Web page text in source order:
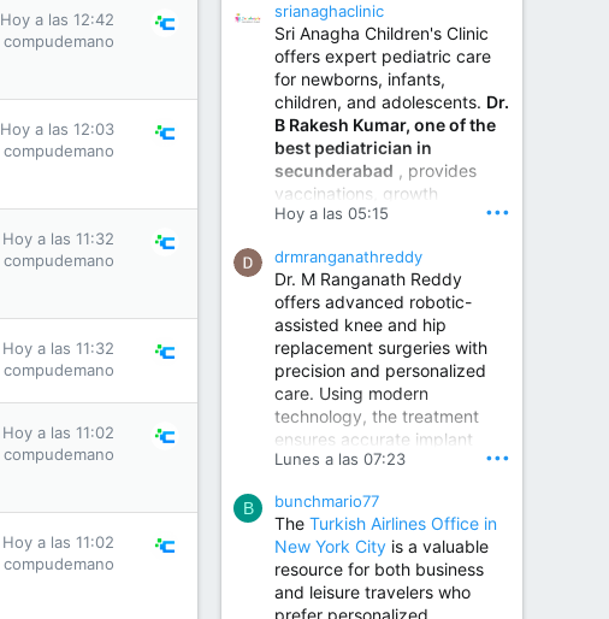
Hoy a las 12:42
compudemano
Hoy a las 12:03
compudemano
Hoy a las 11:32
compudemano
Hoy a las 11:32
compudemano
Hoy a las 11:02
compudemano
Hoy a las 11:02
compudemano
srianaghaclinic
Sri Anagha Children's Clinic
offers expert pediatric care
for newborns, infants,
children, and adolescents. Dr.
B Rakesh Kumar, one of the
best pediatrician in
secunderabad , provides
vaccinations, growth
monitoring, newborn care,
illnesses, nutrition guidance,
and preventive healthcare in
a child-friendly environment.
Children Hospital in Secunderabad | Best Pediatrician in Hyderabad | Neonatologist in Medchal
Our pediatrician and
Neonatologist team at...
www.srianaghaclinic.com
Hoy a las 05:15 •••
drmranganathreddy
Dr. M Ranganath Reddy
offers advanced robotic-
assisted knee and hip
replacement surgeries with
precision and personalized
care. Using modern
technology, the treatment
ensures accurate implant
placement, reduced pain,
improved joint function,
helping patients return to an
active and comfortable
lifestyle.
Lunes a las 07:23 •••
B bunchmario77
The Turkish Airlines Office in
New York City is a valuable
resource for both business
and leisure travelers who